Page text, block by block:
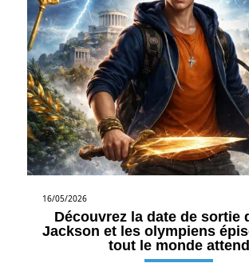
16/05/2026
Découvrez la date de sortie
Jackson et les olympiens
tout le monde attend